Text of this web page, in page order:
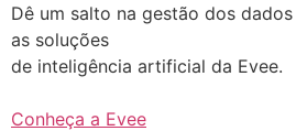
Dê um salto na gestão dos
as soluções
de inteligência artificial da Evee.
Conheça a Evee